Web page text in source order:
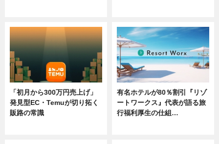
「初月から300万円売上げ」
発見型EC・Temuが切り拓く
販路の常識
有名ホテルが80％割引『リゾ
ートワークス』代表が語る旅
行福利厚生の仕組…